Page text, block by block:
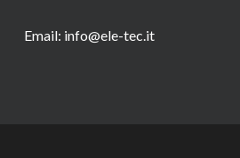
Email: info@ele-tec.it